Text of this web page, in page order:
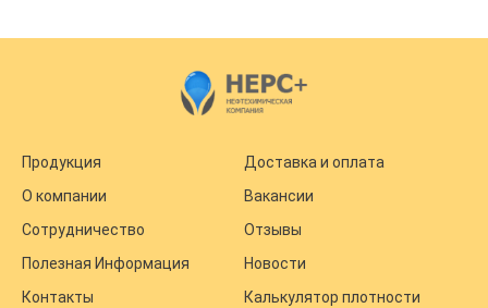
Продукция
Доставка и оплата
О компании
Вакансии
Сотрудничество
Отзывы
Полезная Информация
Новости
Контакты
Калькулятор плотности